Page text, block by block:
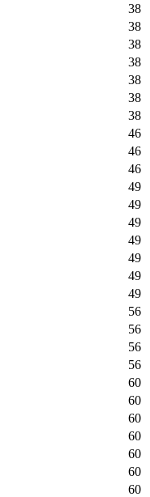
38
38
38
38
38
38
38
46
46
46
49
49
49
49
49
49
49
56
56
56
56
60
60
60
60
60
60
60